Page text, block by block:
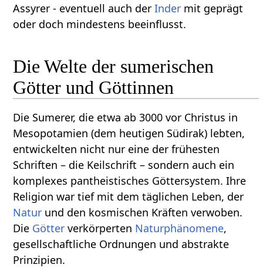
Assyrer - eventuell auch derInder mit geprägt
oder doch mindestens beeinflusst.
Die Welte der sumerischen
Götter und Göttinnen
Die Sumerer, die etwa ab 3000 vor Christus in
Mesopotamien (dem heutigen Südirak) lebten,
entwickelten nicht nur eine der frühesten
Schriften – die Keilschrift – sondern auch ein
komplexes pantheistisches Göttersystem. Ihre
Religion war tief mit dem täglichen Leben, der
Natur und den kosmischen Kräften verwoben.
Die Götter verkörperten Naturphänomene,
gesellschaftliche Ordnungen und abstrakte
Prinzipien.